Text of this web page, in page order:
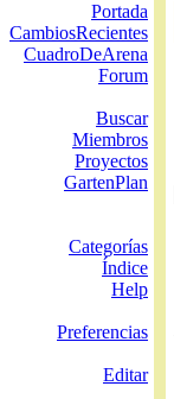
Portada
CambiosRecientes
CuadroDeArena
Forum
Buscar
Miembros
Proyectos
GartenPlan
Categorías
Índice
Help
Preferencias
Editar